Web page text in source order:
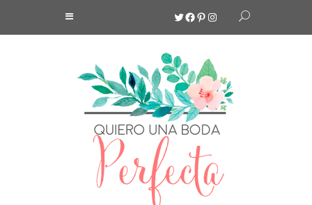
Twitter
Facebook
Pinterest
Instagram